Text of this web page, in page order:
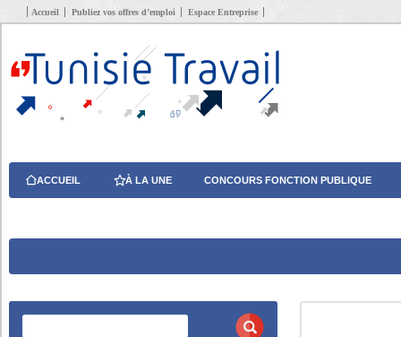
Accueil Publiez vos offres d’emploi Espace Entreprise
ACCUEIL À LA UNE CONCOURS FONCTION PUBLIQUE